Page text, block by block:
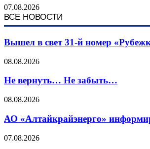
07.08.2026
ВСЕ НОВОСТИ
Вышел в свет 31-й номер
08.08.2026
Не вернуть… Не забыть…
08.08.2026
АО «Алтайкрайэнерго»
07.08.2026